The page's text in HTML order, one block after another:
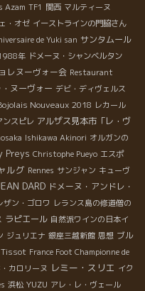
Azam TF1 関西 マルティーヌ
・オゼ イーストラインの門脇さん
de Yuki san サンタムール
年 ドメーヌ・シャンベルタン
レヌーヴォー会 Restaurant
ヌーヴォー デビ・ディヴェルス
Nouveaux 2018 レカール
ンスピレ アルザス見本市「レ・ヴ
Ishikawa Akinori オルガンの
Preys Christophe Pueyo エスポ
ルグ Rennes サンジャン キューヴ
DARD ドメーヌ・アンドレ・
ザン・ゴロワ レランス島の修道僧の
ラピエール 自然派ワインの日本イ
ジュリエナ 銀座三越新館 思想 ブル
Tissot France Foot Championne de
カロリーヌ レミー・スリエ イク
浜松 YUZU アレ・レ・ヴェール